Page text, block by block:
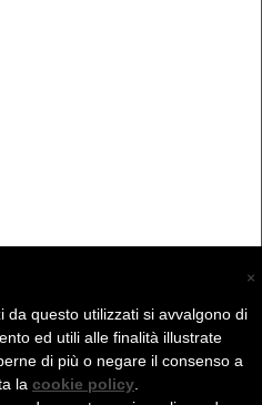
-
×
da questo utilizzati si avvalgono di
ed utili alle finalità illustrate
di più o negare il consenso a
la cookie policy